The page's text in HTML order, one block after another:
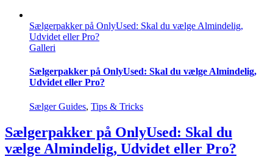
Sælgerpakker på OnlyUsed: Skal du vælge Almindelig,
Udvidet eller Pro?
Galleri
Sælgerpakker på OnlyUsed: Skal du vælge Almindelig,
Udvidet eller Pro?
Sælger Guides, Tips & Tricks
Sælgerpakker på OnlyUsed: Skal du
vælge Almindelig, Udvidet eller Pro?